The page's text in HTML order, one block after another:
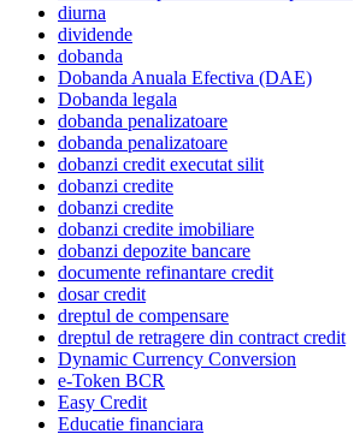
diurna
dividende
dobanda
Dobanda Anuala Efectiva (DAE)
Dobanda legala
dobanda penalizatoare
dobanda penalizatoare
dobanzi credit executat silit
dobanzi credite
dobanzi credite
dobanzi credite imobiliare
dobanzi depozite bancare
documente refinantare credit
dosar credit
dreptul de compensare
dreptul de retragere din contract credit
Dynamic Currency Conversion
e-Token BCR
Easy Credit
Educatie financiara